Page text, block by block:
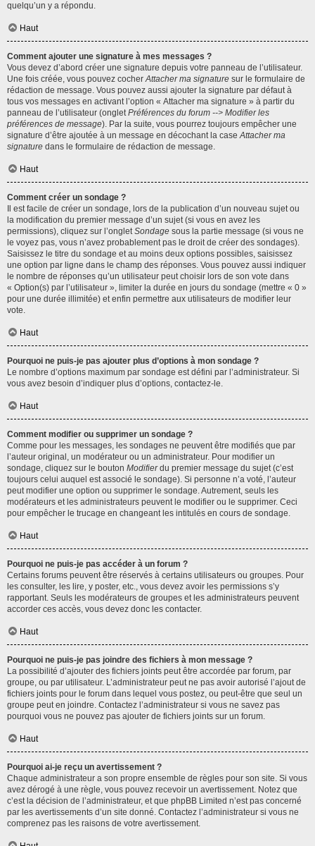
quelqu’un y a répondu.
Haut
Comment ajouter une signature à mes messages ?
Vous devez d’abord créer une signature depuis votre panneau de l’utilisateur.
Une fois créée, vous pouvez cocherAttacher ma signature sur le formulaire de
rédaction de message. Vous pouvez aussi ajouter la signature par défaut à
tous vos messages en activant l’option « Attacher ma signature » à partir du
panneau de l’utilisateur (ongletPréférences du forum --> Modifier les
préférences de message). Par la suite, vous pourrez toujours empêcher une
signature d’être ajoutée à un message en décochant la caseAttacher ma
signature dans le formulaire de rédaction de message.
Haut
Comment créer un sondage ?
Il est facile de créer un sondage, lors de la publication d’un nouveau sujet ou
la modification du premier message d’un sujet (si vous en avez les
permissions), cliquez sur l’ongletSondage sous la partie message (si vous ne
le voyez pas, vous n’avez probablement pas le droit de créer des sondages).
Saisissez le titre du sondage et au moins deux options possibles, saisissez
une option par ligne dans le champ des réponses. Vous pouvez aussi indiquer
le nombre de réponses qu’un utilisateur peut choisir lors de son vote dans
« Option(s) par l’utilisateur », limiter la durée en jours du sondage (mettre « 0 »
pour une durée illimitée) et enfin permettre aux utilisateurs de modifier leur
vote.
Haut
Pourquoi ne puis-je pas ajouter plus d’options à mon sondage ?
Le nombre d’options maximum par sondage est défini par l’administrateur. Si
vous avez besoin d’indiquer plus d’options, contactez-le.
Haut
Comment modifier ou supprimer un sondage ?
Comme pour les messages, les sondages ne peuvent être modifiés que par
l’auteur original, un modérateur ou un administrateur. Pour modifier un
sondage, cliquez sur le bouton Modifierdu premier message du sujet (c’est
toujours celui auquel est associé le sondage). Si personne n’a voté, l’auteur
peut modifier une option ou supprimer le sondage. Autrement, seuls les
modérateurs et les administrateurs peuvent le modifier ou le supprimer. Ceci
pour empêcher le trucage en changeant les intitulés en cours de sondage.
Haut
Pourquoi ne puis-je pas accéder à un forum ?
Certains forums peuvent être réservés à certains utilisateurs ou groupes. Pour
les consulter, les lire, y poster, etc., vous devez avoir les permissions s’y
rapportant. Seuls les modérateurs de groupes et les administrateurs peuvent
accorder ces accès, vous devez donc les contacter.
Haut
Pourquoi ne puis-je pas joindre des fichiers à mon message ?
La possibilité d’ajouter des fichiers joints peut être accordée par forum, par
groupe, ou par utilisateur. L’administrateur peut ne pas avoir autorisé l’ajout de
fichiers joints pour le forum dans lequel vous postez, ou peut-être que seul un
groupe peut en joindre. Contactez l’administrateur si vous ne savez pas
pourquoi vous ne pouvez pas ajouter de fichiers joints sur un forum.
Haut
Pourquoi ai-je reçu un avertissement ?
Chaque administrateur a son propre ensemble de règles pour son site. Si vous
avez dérogé à une règle, vous pouvez recevoir un avertissement. Notez que
c’est la décision de l’administrateur, et que phpBB Limited n’est pas concerné
par les avertissements d’un site donné. Contactez l’administrateur si vous ne
comprenez pas les raisons de votre avertissement.